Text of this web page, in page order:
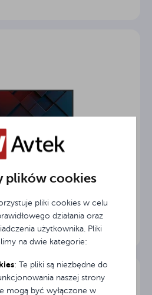
plików cookies
pliki cookies w celu
działania oraz
użytkownika. Pliki
na dwie kategorie:
: Te pliki są niezbędne do
naszej strony
mogą być wyłączone w
Avtek DS2 43